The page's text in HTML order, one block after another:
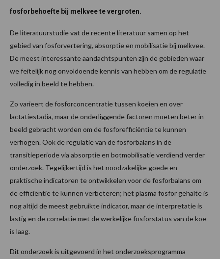
fosforbehoefte bij melkvee te vergroten.
De literatuurstudie vat de recente literatuur samen op het
gebied van fosforvertering, absorptie en mobilisatie bij melkvee.
De meest interessante aandachtspunten zijn de gebieden waar
we feitelijk nog onvoldoende kennis van hebben om de regulatie
volledig in beeld te hebben.
Zo varieert de fosforconcentratie tussen koeien en over
lactatiestadia, maar de onderliggende factoren moeten beter in
beeld gebracht worden om de fosforefficiëntie te kunnen
verhogen. Ook de regulatie van de fosforbalans in de
transitieperiode via absorptie en botmobilisatie verdiend verder
onderzoek. Tegelijkertijd is het noodzakelijke goede en
praktische indicatoren te ontwikkelen voor de fosforbalans om
de efficiëntie te kunnen verbeteren; het plasma fosfor gehalte is
nog altijd de meest gebruikte indicator, maar de interpretatie is
lastig en de correlatie met de werkelijke fosforstatus van de koe
is laag.
Dit onderzoek is uitgevoerd in het onderzoeksprogramma